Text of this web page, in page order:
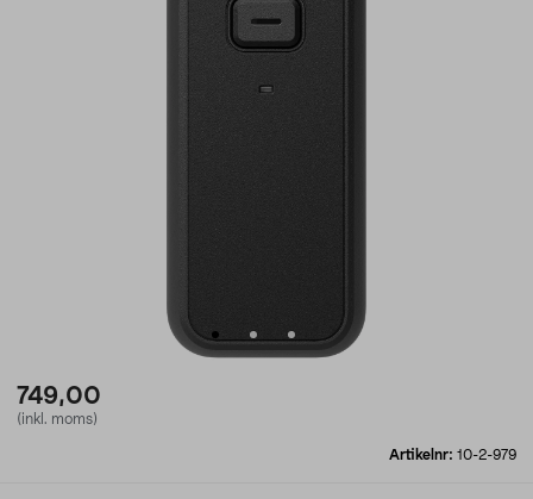
749,00
(inkl. moms)
Artikelnr: 10-2-979